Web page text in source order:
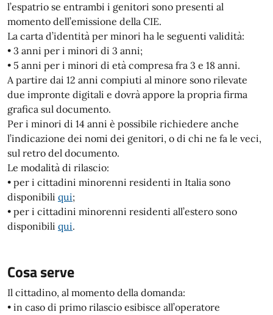
l’espatrio se entrambi i genitori sono presenti al
momento dell’emissione della CIE.
La carta d’identità per minori ha le seguenti validità:
• 3 anni per i minori di 3 anni;
• 5 anni per i minori di età compresa fra 3 e 18 anni.
A partire dai 12 anni compiuti al minore sono rilevate
due impronte digitali e dovrà appore la propria firma
grafica sul documento.
Per i minori di 14 anni è possibile richiedere anche
l’indicazione dei nomi dei genitori, o di chi ne fa le veci,
sul retro del documento.
Le modalità di rilascio:
• per i cittadini minorenni residenti in Italia sono
disponibili qui;
• per i cittadini minorenni residenti all’estero sono
disponibili qui.
Cosa serve
Il cittadino, al momento della domanda:
• in caso di primo rilascio esibisce all’operatore